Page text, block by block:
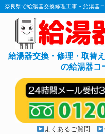
奈良県で給湯器交換修理工事 - 給湯器
給湯器交換・修理・取替
の給湯器コ
よくあるご質問